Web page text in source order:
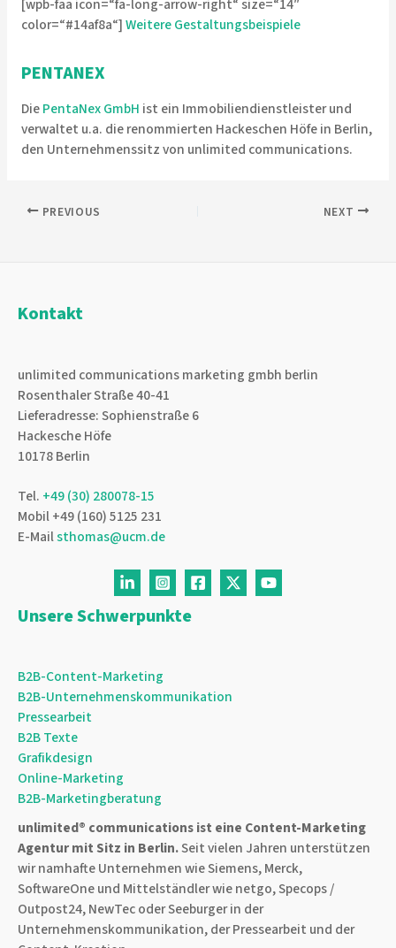
[wpb-faa icon=“fa-long-arrow-right“ size=“14″
color=“#14af8a“]Weitere Gestaltungsbeispiele
PENTANEX
DiePentaNex GmbH ist ein Immobiliendienstleister und
verwaltet u.a. die renommierten Hackeschen Höfe in Berlin,
den Unternehmenssitz von unlimited communications.
Post PREVIOUS NEXT
Kontakt
unlimited communications marketing gmbh berlin
Rosenthaler Straße 40-41
Lieferadresse: Sophienstraße 6
Hackesche Höfe
10178 Berlin
Tel. +49 (30) 280078-15
Mobil +49 (160) 5125 231
E-Mailsthomas@ucm.de
Unsere Schwerpunkte
B2B-Content-Marketing
B2B-Unternehmenskommunikation
Pressearbeit
B2B Texte
Grafikdesign
Online-Marketing
B2B-Marketingberatung
unlimited® communications ist eine Content-Marketing
Agenturmit Sitz in Berlin.Seit vielen Jahren unterstützen
wir namhafte Unternehmen wie Siemens, Merck,
SoftwareOne und Mittelständler wie netgo, Specops /
Outpost24, NewTec oder Seeburger in der
Unternehmenskommunikation, der Pressearbeit und der